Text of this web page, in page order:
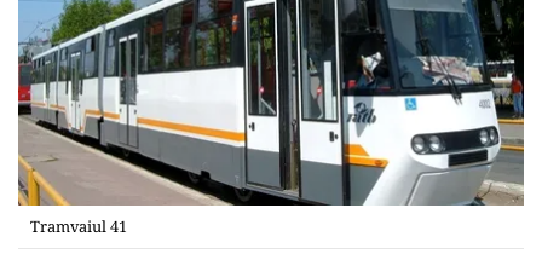
Tramvaiul 41